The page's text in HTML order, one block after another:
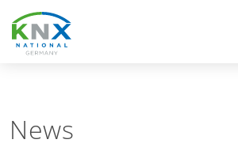
KNX Deutschland
News